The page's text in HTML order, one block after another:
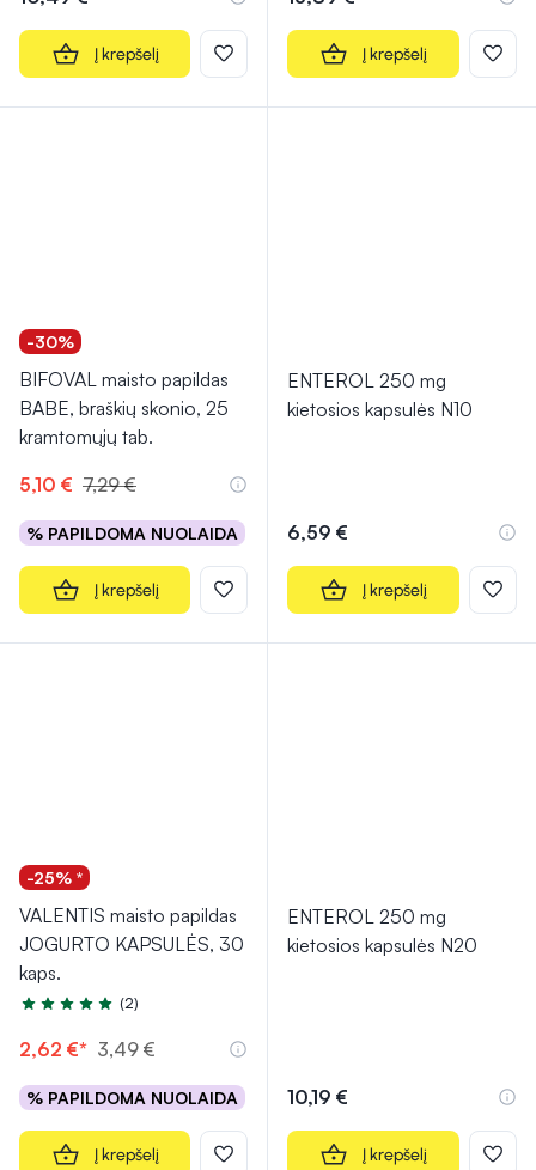
Į krepšelį Į krepšelį
-30%
BIFOVAL maisto papildas
BABE, braškių skonio, 25
kramtomųjų tab.
5,10 € 7,29 €
% PAPILDOMA NUOLAIDA
Į krepšelį
ENTEROL 250 mg
kietosios kapsulės N10
6,59 €
Į krepšelį
-25% *
VALENTIS maisto papildas
JOGURTO KAPSULĖS, 30
kaps.
Įvertinimas 5.0 iš 5
(2)
2,62 €* 3,49 €
% PAPILDOMA NUOLAIDA
Į krepšelį
ENTEROL 250 mg
kietosios kapsulės N20
10,19 €
Į krepšelį